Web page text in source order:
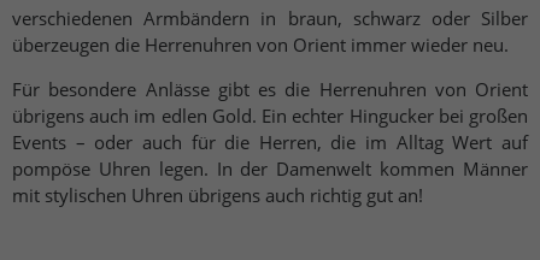
verschiedenen Armbändern in braun, schwarz oder Silber
überzeugen die Herrenuhren von Orient immer wieder neu.
Für besondere Anlässe gibt es die Herrenuhren von Orient
übrigens auch im edlen Gold. Ein echter Hingucker bei großen
Events – oder auch für die Herren, die im Alltag Wert auf
pompöse Uhren legen. In der Damenwelt kommen Männer
mit stylischen Uhren übrigens auch richtig gut an!